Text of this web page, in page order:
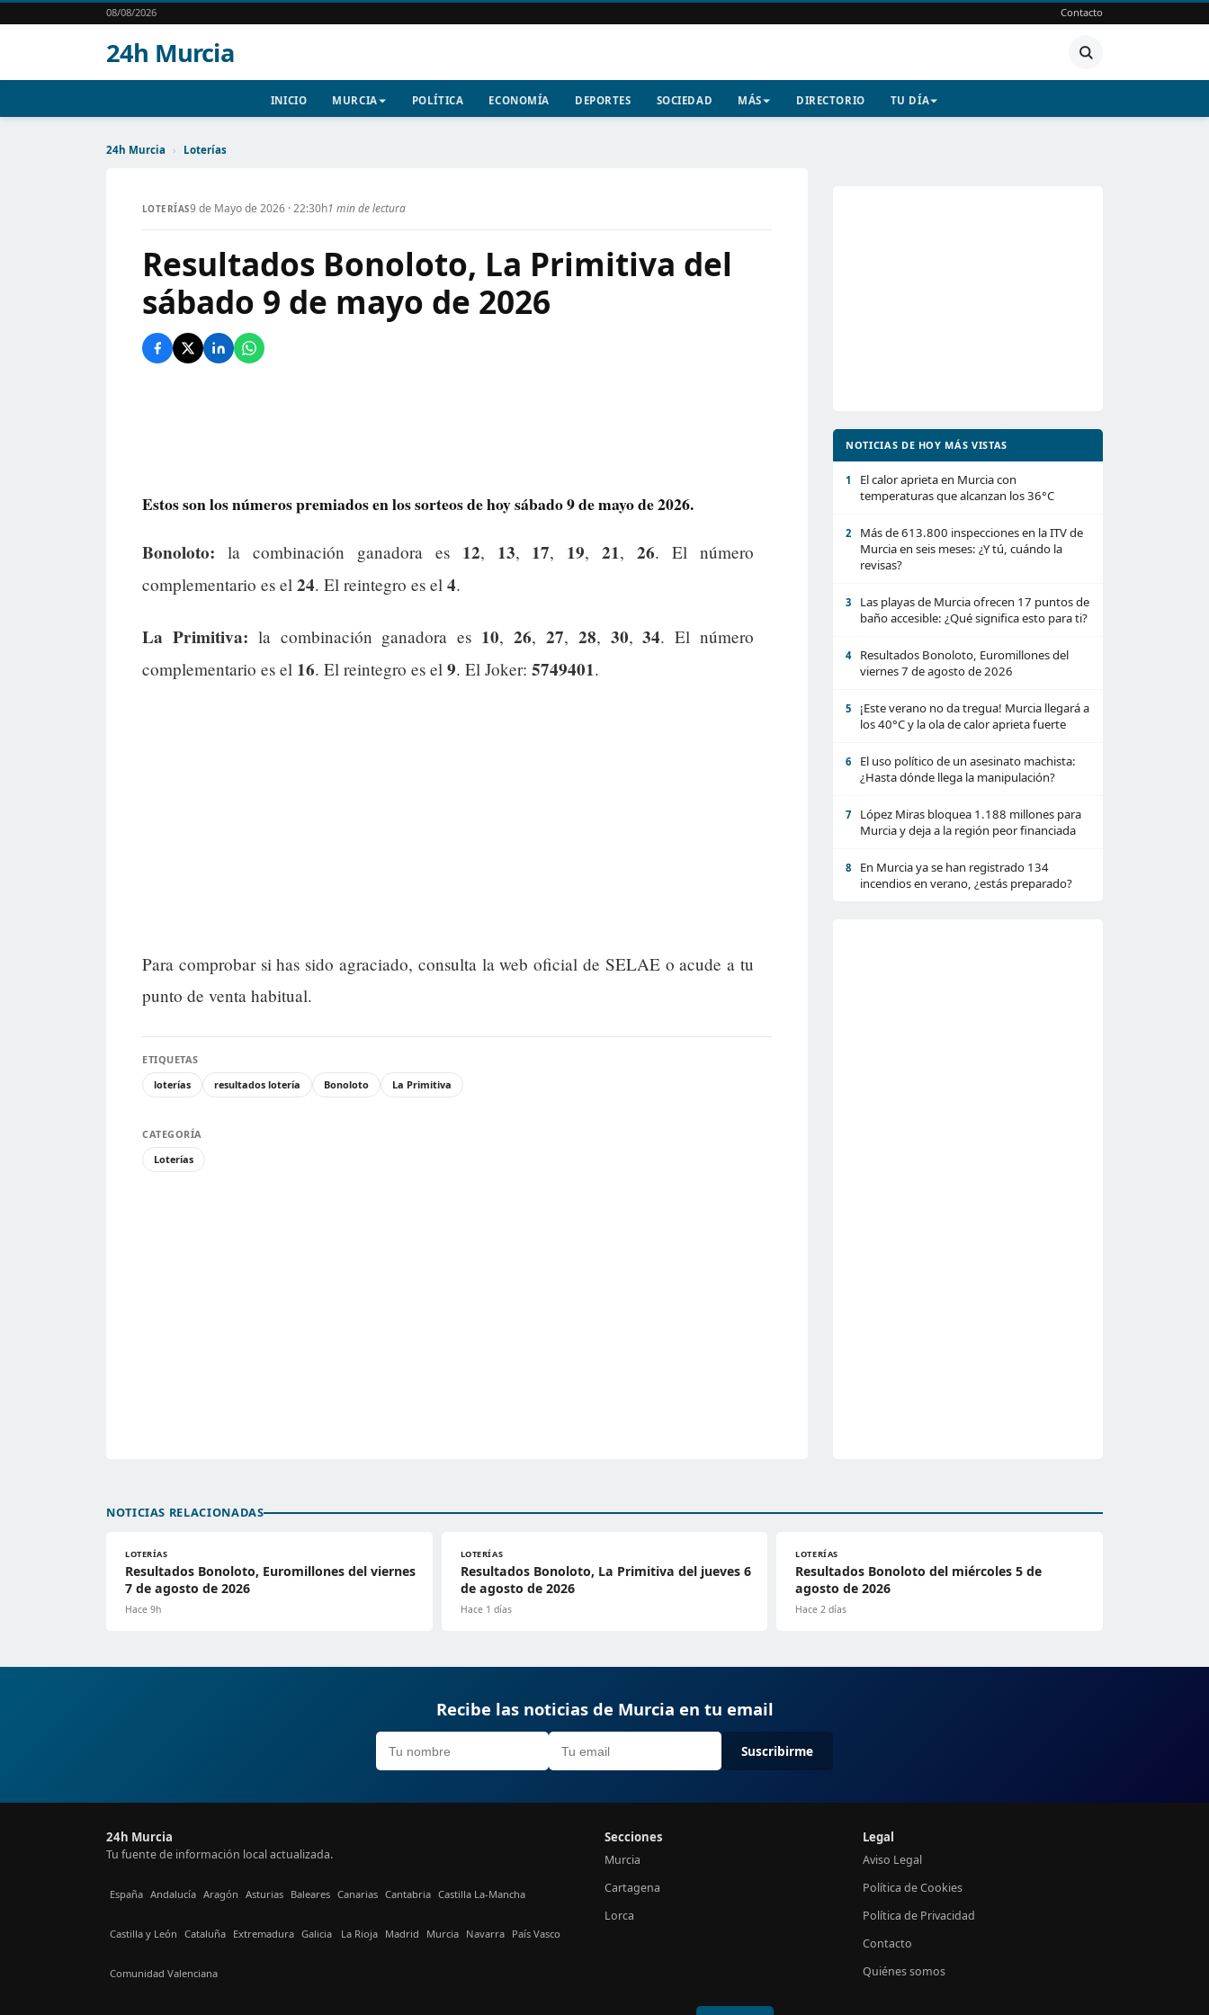
08/08/2026 Contacto
24h Murcia
INICIO MURCIA POLÍTICA ECONOMÍA DEPORTES SOCIEDAD MÁS DIRECTORIO TU DÍA
24h Murcia › Loterías
LOTERÍAS9 de Mayo de 2026 · 22:30h1 min de lectura
Resultados Bonoloto, La Primitiva del
sábado 9 de mayo de 2026
Estos son los números premiados en los sorteos de hoy sábado 9 de mayo de 2026.
Bonoloto: la combinación ganadora es 12, 13, 17, 19,21,26. El número
complementario es el 24. El reintegro es el 4.
La Primitiva: la combinación ganadora es 10, 26, 27, 28, 30,34. El número
complementario es el 16. El reintegro es el 9. El Joker: 5749401.
Para comprobar si has sido agraciado, consulta la web oficial de SELAE o acude a tu
punto de venta habitual.
ETIQUETAS
loterías
resultados lotería Bonoloto La Primitiva
CATEGORÍA
Loterías
NOTICIAS DE HOY MÁS VISTAS
1
El calor aprieta en Murcia con
temperaturas que alcanzan los 36°C
2
Más de 613.800 inspecciones en la ITV de
Murcia en seis meses: ¿Y tú, cuándo la
revisas?
3
Las playas de Murcia ofrecen 17 puntos de
baño accesible: ¿Qué significa esto para ti?
4
Resultados Bonoloto, Euromillones del
viernes 7 de agosto de 2026
5
¡Este verano no da tregua! Murcia llegará a
los 40°C y la ola de calor aprieta fuerte
6
El uso político de un asesinato machista:
¿Hasta dónde llega la manipulación?
7
López Miras bloquea 1.188 millones para
Murcia y deja a la región peor financiada
8
En Murcia ya se han registrado 134
incendios en verano, ¿estás preparado?
NOTICIAS RELACIONADAS
LOTERÍAS
Resultados Bonoloto, Euromillones del viernes
7 de agosto de 2026
Hace 9h
LOTERÍAS
Resultados Bonoloto, La Primitiva del jueves 6
de agosto de 2026
Hace 1 días
LOTERÍAS
Resultados Bonoloto del miércoles 5 de
agosto de 2026
Hace 2 días
Recibe las noticias de Murcia en tu email
Suscribirme
24h Murcia
Tu fuente de información local actualizada.
España Andalucía Aragón Asturias Baleares Canarias Cantabria Castilla La-Mancha
Castilla y León Cataluña Extremadura Galicia La Rioja Madrid Murcia Navarra País Vasco
Comunidad Valenciana
Secciones
Murcia
Cartagena
Lorca
Legal
Aviso Legal
Política de Cookies
Política de Privacidad
Contacto
Quiénes somos